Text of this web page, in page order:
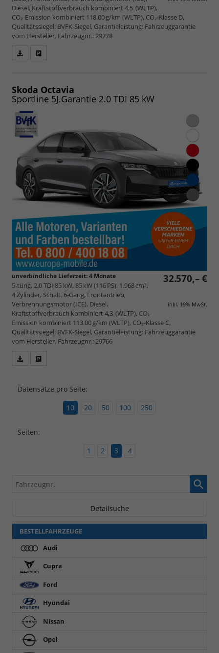
Diesel, Kraftstoffverbrauch kombiniert 4,5 (WLTP),
CO₂-Emission kombiniert 118.00 g/km (WLTP), CO₂-Klasse D,
Qualitätssiegel: BVFK-Siegel, Garantieleistung: Fahrzeuggarantie
vom Hersteller, Fahrzeugnr.: 29778
speichern/drucken
Skoda Octavia
Sportline 5J.Garantie 2.0 TDI 85 kW
32.570,– €
inkl. 19% MwSt.
unverbindliche Lieferzeit:4 Monate
5-türig, 2.0 TDI 85 kW, 85 kW (116 PS), 1.968 cm³,
4 Zylinder, Schalt. 6-Gang, Frontantrieb,
Verbrennungsmotor (ICE), Diesel,
Kraftstoffverbrauch kombiniert 4,3 (WLTP), CO₂-
Emission kombiniert 113.00 g/km (WLTP), CO₂-Klasse C,
Qualitätssiegel: BVFK-Siegel, Garantieleistung: Fahrzeuggarantie
vom Hersteller, Fahrzeugnr.: 29766
speichern/drucken
Datensätze pro Seite:
10
20 50 100 250
Seiten:
1
2 3 4
Fahrzeugnr.
Detailsuche
BESTELLFAHRZEUGE
Audi
Cupra
Ford
Hyundai
Nissan
Opel